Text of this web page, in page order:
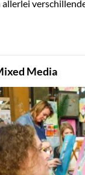
Media